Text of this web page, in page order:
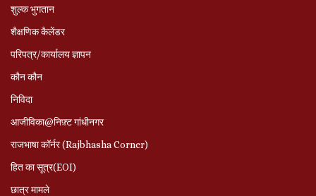
शुल्क भुगतान
शैक्षणिक कैलेंडर
परिपत्र/कार्यालय ज्ञापन
कौन कौन
निविदा
आजीविका@निफ़्ट गांधीनगर
राजभाषा कॉर्नर (Rajbhasha Corner)
हित का सूत्र(EOI)
छात्र मामले